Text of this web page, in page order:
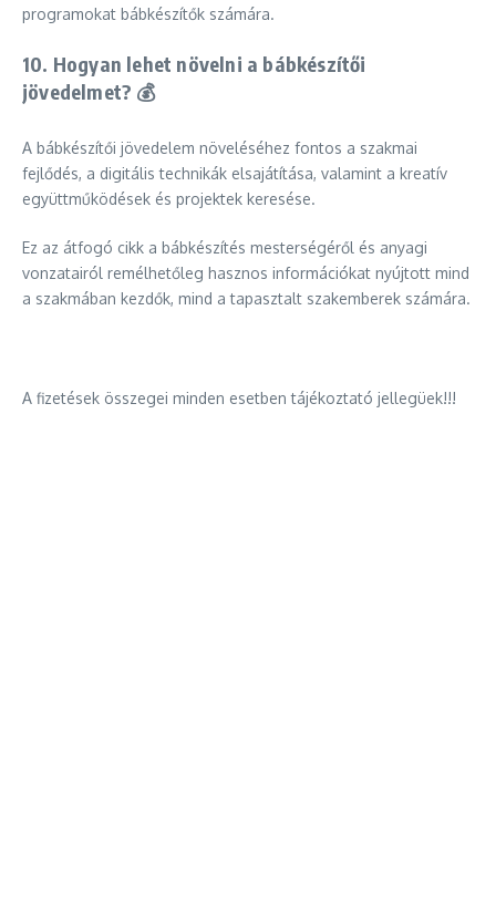
programokat bábkészítők számára.
10. Hogyan lehet növelni a bábkészítői
jövedelmet? 💰
A bábkészítői jövedelem növeléséhez fontos a szakmai
fejlődés, a digitális technikák elsajátítása, valamint a kreatív
együttműködések és projektek keresése.
Ez az átfogó cikk a bábkészítés mesterségéről és anyagi
vonzatairól remélhetőleg hasznos információkat nyújtott mind
a szakmában kezdők, mind a tapasztalt szakemberek számára.
A fizetések összegei minden esetben tájékoztató jellegüek!!!